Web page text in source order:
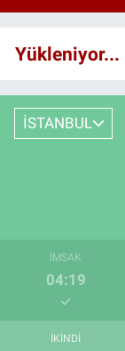
Yükleniyor...
İSTANBUL
İMSAK
04:19
İKINDI